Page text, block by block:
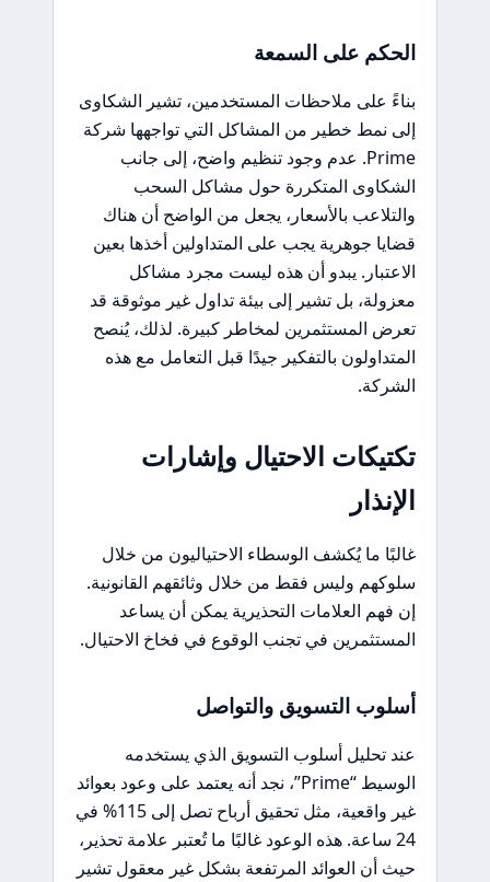
الحكم على السمعة
بناءً على ملاحظات المستخدمين، تشير الشكاوى
إلى نمط خطير من المشاكل التي تواجهها شركة
Prime. عدم وجود تنظيم واضح، إلى جانب
الشكاوى المتكررة حول مشاكل السحب
والتلاعب بالأسعار، يجعل من الواضح أن هناك
قضايا جوهرية يجب على المتداولين أخذها بعين
الاعتبار. يبدو أن هذه ليست مجرد مشاكل
معزولة، بل تشير إلى بيئة تداول غير موثوقة قد
تعرض المستثمرين لمخاطر كبيرة. لذلك، يُنصح
المتداولون بالتفكير جيدًا قبل التعامل مع هذه
الشركة.
تكتيكات الاحتيال وإشارات
الإنذار
غالبًا ما يُكشف الوسطاء الاحتياليون من خلال
سلوكهم وليس فقط من خلال وثائقهم القانونية.
إن فهم العلامات التحذيرية يمكن أن يساعد
المستثمرين في تجنب الوقوع في فخاخ الاحتيال.
أسلوب التسويق والتواصل
عند تحليل أسلوب التسويق الذي يستخدمه
الوسيط “Prime”، نجد أنه يعتمد على وعود بعوائد
غير واقعية، مثل تحقيق أرباح تصل إلى 115% في
24 ساعة. هذه الوعود غالبًا ما تُعتبر علامة تحذير،
حيث أن العوائد المرتفعة بشكل غير معقول تشير